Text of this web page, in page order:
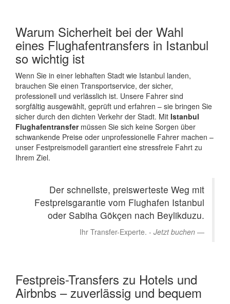
Warum Sicherheit bei der Wahl
eines Flughafentransfers in Istanbul
so wichtig ist
Wenn Sie in einer lebhaften Stadt wie Istanbul landen,
brauchen Sie einen Transportservice, der sicher,
professionell und verlässlich ist. Unsere Fahrer sind
sorgfältig ausgewählt, geprüft und erfahren – sie bringen Sie
sicher durch den dichten Verkehr der Stadt. Mit Istanbul
Flughafentransfermüssen Sie sich keine Sorgen über
schwankende Preise oder unprofessionelle Fahrer machen –
unser Festpreismodell garantiert eine stressfreie Fahrt zu
Ihrem Ziel.
Der schnellste, preiswerteste Weg mit
Festpreisgarantie vom Flughafen Istanbul
oder Sabiha Gökçen nach Beylikduzu.
Ihr Transfer-Experte. - Jetzt buchen
Festpreis-Transfers zu Hotels und
Airbnbs – zuverlässig und bequem